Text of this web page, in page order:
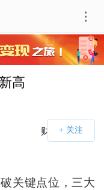
高
财经号APP
关键点位，三大